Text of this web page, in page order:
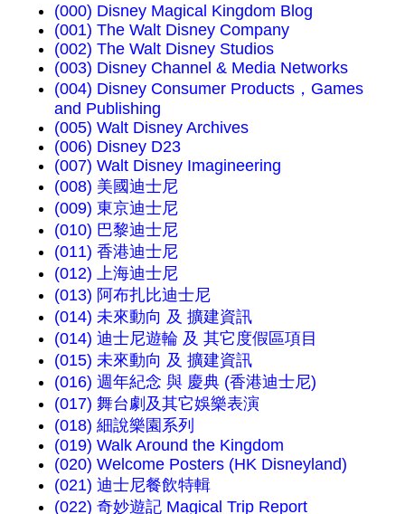
(000) Disney Magical Kingdom Blog
(001) The Walt Disney Company
(002) The Walt Disney Studios
(003) Disney Channel & Media Networks
(004) Disney Consumer Products，Games
and Publishing
(005) Walt Disney Archives
(006) Disney D23
(007) Walt Disney Imagineering
(008) 美國迪士尼
(009) 東京迪士尼
(010) 巴黎迪士尼
(011) 香港迪士尼
(012) 上海迪士尼
(013) 阿布扎比迪士尼
(014) 未來動向 及 擴建資訊
(014) 迪士尼遊輪 及 其它度假區項目
(015) 未來動向 及 擴建資訊
(016) 週年紀念 與 慶典 (香港迪士尼)
(017) 舞台劇及其它娛樂表演
(018) 細說樂園系列
(019) Walk Around the Kingdom
(020) Welcome Posters (HK Disneyland)
(021) 迪士尼餐飲特輯
(022) 奇妙遊記 Magical Trip Report